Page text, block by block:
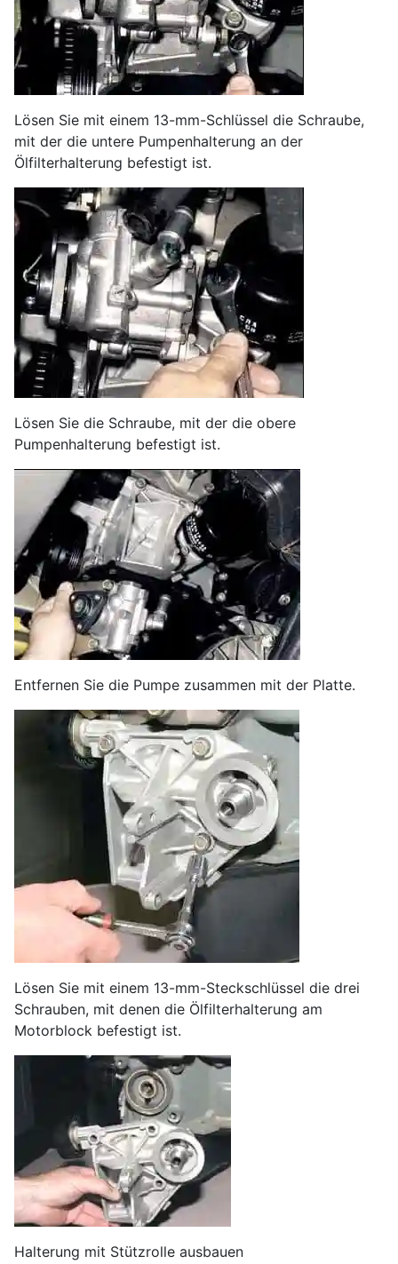
Lösen Sie mit einem 13-mm-Schlüssel die Schraube,
mit der die untere Pumpenhalterung an der
Ölfilterhalterung befestigt ist.
Lösen Sie die Schraube, mit der die obere
Pumpenhalterung befestigt ist.
Entfernen Sie die Pumpe zusammen mit der Platte.
Lösen Sie mit einem 13-mm-Steckschlüssel die drei
Schrauben, mit denen die Ölfilterhalterung am
Motorblock befestigt ist.
Halterung mit Stützrolle ausbauen